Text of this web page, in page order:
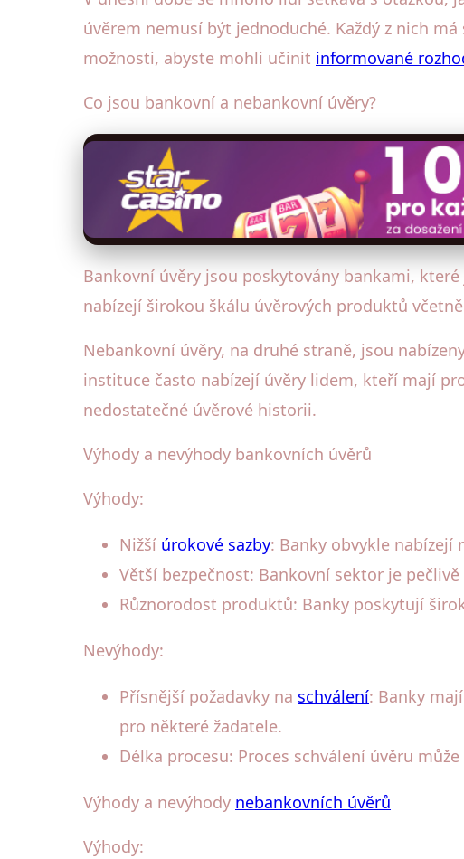
úvěrem nemusí být jednoduché. Každý z nich
možnosti, abyste mohli učinit informované
Co jsou bankovní a nebankovní úvěry?
Bankovní úvěry jsou poskytovány bankami,
nabízejí širokou škálu úvěrových produktů
Nebankovní úvěry, na druhé straně, jsou
instituce často nabízejí úvěry lidem, kteří mají
nedostatečné úvěrové historii.
Výhody a nevýhody bankovních úvěrů
Výhody:
Nižší úrokové sazby: Banky obvykle nabízejí
Větší bezpečnost: Bankovní sektor je
Různorodost produktů: Banky poskytují
Nevýhody:
Přísnější požadavky na schválení: Banky
pro některé žadatele.
Délka procesu: Proces schválení úvěru
Výhody a nevýhody nebankovních úvěrů
Výhody: